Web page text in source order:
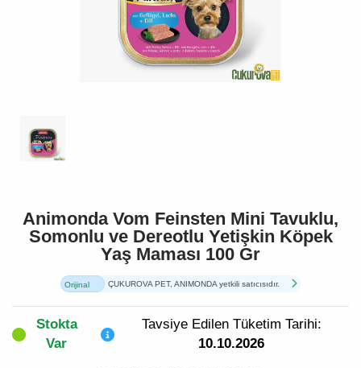
Animonda Vom Feinsten Mini Tavuklu,
Somonlu ve Dereotlu Yetişkin Köpek
Yaş Maması 100 Gr
Orijinal
ÇUKUROVA PET, ANIMONDA yetkili satıcısıdır.
Stokta
Var
Tavsiye Edilen Tüketim Tarihi:
10.10.2026